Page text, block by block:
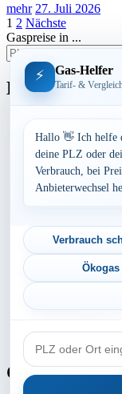
mehr 27. Juli 2026
der
Beiträge
1 2 Nächste
Gaspreise in ...
Bundesland
Bayern
Berlin
Brandenburg
Hamburg
Mecklenburg-
Niedersachsen
Nordrhein-
Rheinland-Pfalz
Saarland
Sachsen-Anhalt
Gaspreis-
⚡ Gas-Helfer
Tarif- &
Hallo 👋 Ich helfe
deine PLZ oder
Verbrauch, bei
Anbieterwechsel
Verbrauch
Ökogas
PLZ
oder
Ort